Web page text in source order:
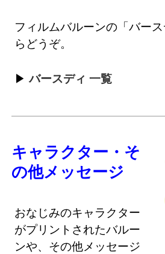
フィルムバルーンの「バー
らどうぞ。
バースディ 一覧
キャラクター・そ
の他メッセージ
おなじみのキャラクター
がプリントされたバルー
ンや、その他メッセージ